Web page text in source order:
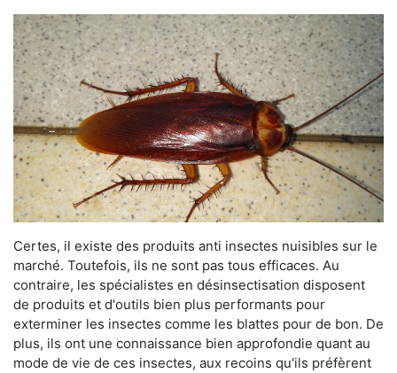
Certes, il existe des produits anti insectes nuisibles sur le
marché. Toutefois, ils ne sont pas tous efficaces. Au
contraire, les spécialistes en désinsectisation disposent
de produits et d'outils bien plus performants pour
exterminer les insectes comme les blattes pour de bon. De
plus, ils ont une connaissance bien approfondie quant au
mode de vie de ces insectes, aux recoins qu'ils préfèrent